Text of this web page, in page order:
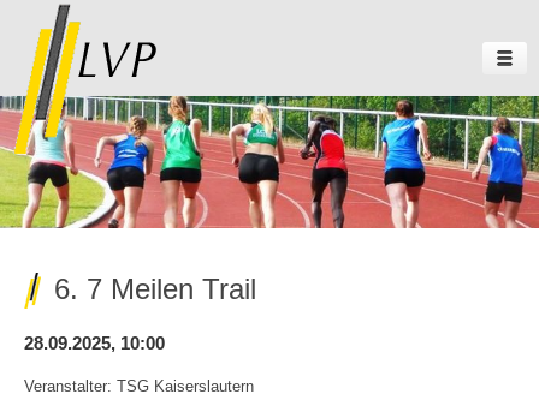
6. 7 Meilen Trail
28.09.2025, 10:00
Veranstalter: TSG Kaiserslautern